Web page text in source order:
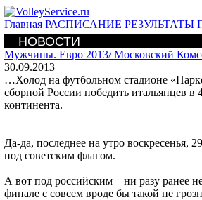
Главная РАСПИСАНИЕ РЕЗУЛЬТАТЫ
НОВОСТИ
Мужчины. Евро 2013/Московский
30.09.2013
…Холод на футбольном стадионе
сборной России победить итальянцев в
континента.
Да-да, последнее на утро воскресенья,
под советским флагом.
А вот под российским – ни разу ранее
финале с совсем вроде бы такой не